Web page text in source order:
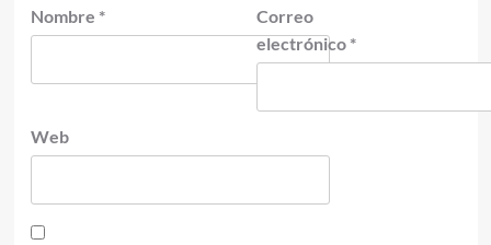
Nombre *
Correo
electrónico *
Web